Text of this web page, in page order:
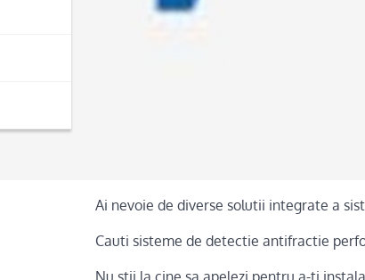
Ai nevoie de diverse solutii integrate a
Cauti sisteme de detectie antifractie
Nu stii la cine sa apelezi pentru a-ti